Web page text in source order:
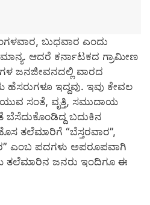
ಬುಧವಾರ ಎಂದು
ಆದರೆ ಕರ್ನಾಟಕದ ಗ್ರಾಮೀಣ
ಜನಜೀವನದಲ್ಲಿ ವಾರದ
ಇದ್ದವು. ಇವು ಕೇವಲ
ಸಂತೆ, ವೃತ್ತಿ, ಸಮುದಾಯ
ಬದುಕಿನ
ತಲೆಮಾರಿಗೆ “ಬೆಸ್ತರವಾರ”,
ಎಂಬ ಪದಗಳು ಅಪರೂಪವಾಗಿ
ತಲೆಮಾರಿನ ಜನರು ಇಂದಿಗೂ ಈ